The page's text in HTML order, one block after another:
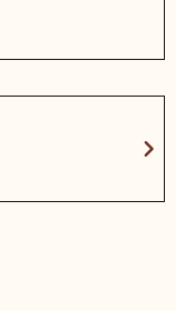
chevron_right